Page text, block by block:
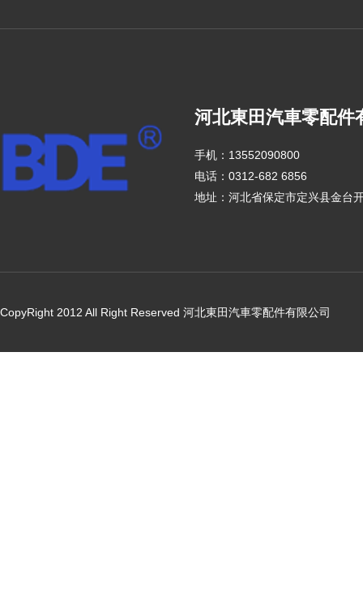
河北東田汽車零配件
手机：13552090800
电话：0312-682 6856
地址：河北省保定市定兴县金台
CopyRight 2012 All Right Reserved 河北東田汽車零配件有限公司